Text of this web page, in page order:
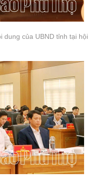
dung của UBND tỉnh tại hội